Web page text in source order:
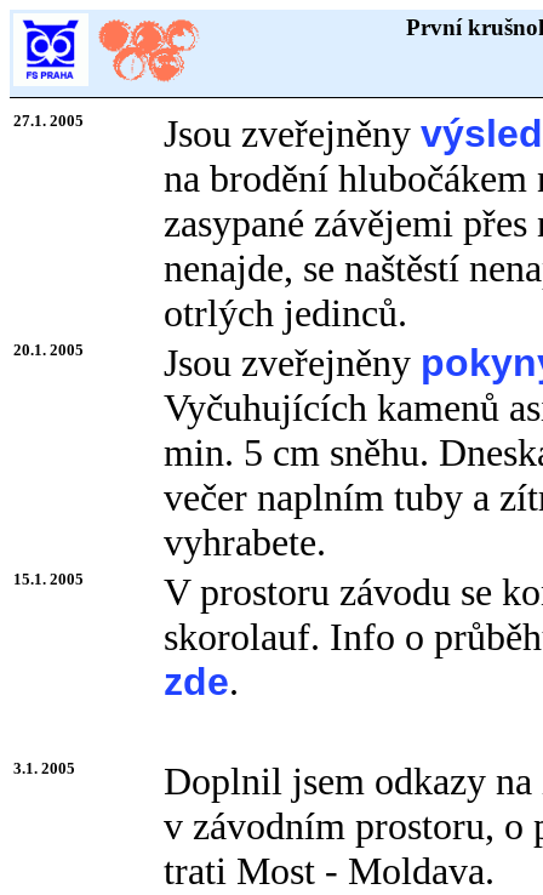
První
27.1. 2005 Jsou zveřejněny
na brodění
zasypané závějemi
nenajde, se naštěstí
otrlých jedinců.
20.1. 2005 Jsou zveřejněny
Vyčuhujících kamenů
min. 5 cm sněhu.
večer naplním tuby a
vyhrabete.
15.1. 2005
V prostoru závodu se
skorolauf. Info o
zde.
3.1. 2005
Doplnil jsem odkazy na
v závodním prostoru, o
trati Most - Moldava.